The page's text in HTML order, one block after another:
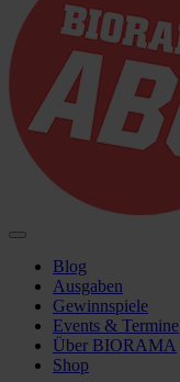
Blog
Ausgaben
Gewinnspiele
Events & Termine
Über BIORAMA
Shop